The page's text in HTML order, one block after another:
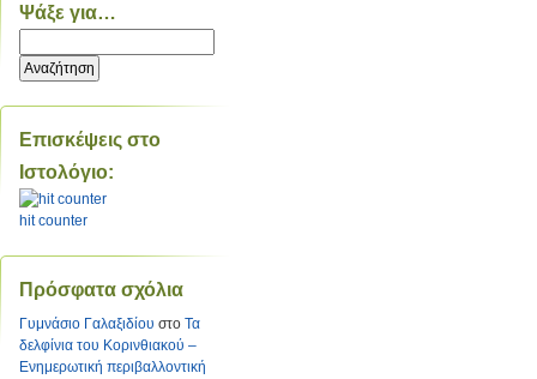
Ψάξε για…
Επισκέψεις στο
Ιστολόγιο:
hit counter
Πρόσφατα σχόλια
Γυμνάσιο Γαλαξιδίου στο Τα
δελφίνια του Κορινθιακού –
Ενημερωτική περιβαλλοντική